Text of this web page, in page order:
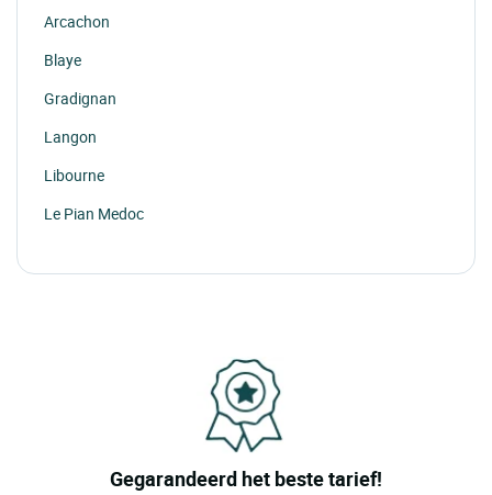
Arcachon
Blaye
Gradignan
Langon
Libourne
Le Pian Medoc
Prignac Et Marcamps
Gegarandeerd het beste tarief!